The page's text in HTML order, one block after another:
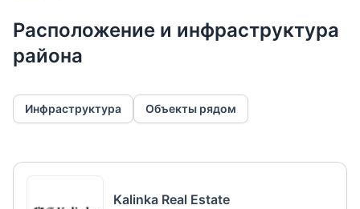
Расположение и инфраструктура
района
Инфраструктура Объекты рядом
Kalinka Real Estate